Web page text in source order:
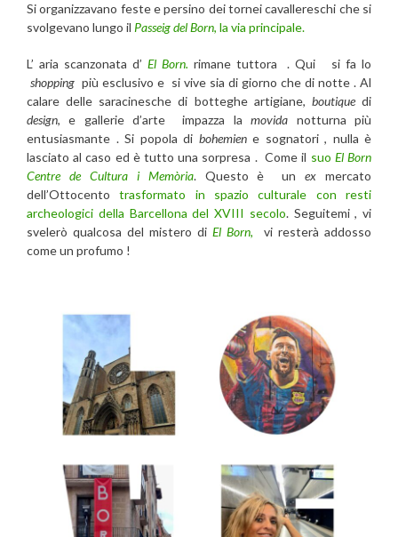
Si organizzavano feste e persino dei tornei cavallereschi che si
svolgevano lungo il Passeig del Born, la via principale.
L’ aria scanzonata d’ El Born. rimane tuttora . Qui si fa lo
shopping più esclusivo e si vive sia di giorno che di notte . Al
calare delle saracinesche di botteghe artigiane, boutiquedi
design, e gallerie d’arte impazza lamovida notturna più
entusiasmante . Si popola di bohemiene sognatori , nulla è
lasciato al caso ed è tutto una sorpresa . Come il suo El Born
Centre de Cultura i Memòria. Questo è unex mercato
dell’Ottocentotrasformato in spazio culturale con resti
archeologici della Barcellona del XVIII secolo. Seguitemi , vi
svelerò qualcosa del mistero di El Born,
vi resterà addosso
come un profumo !